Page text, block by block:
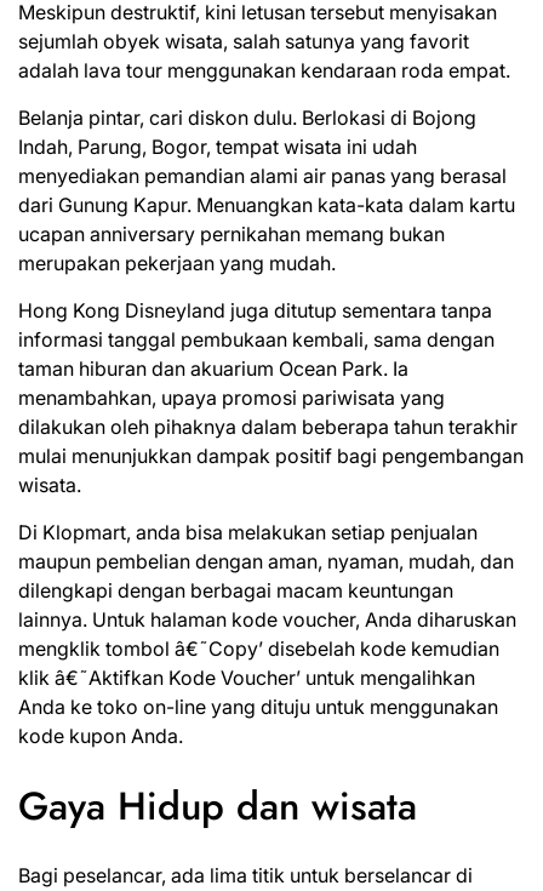
Meskipun destruktif, kini letusan tersebut menyisakan
sejumlah obyek wisata, salah satunya yang favorit
adalah lava tour menggunakan kendaraan roda empat.
Belanja pintar, cari diskon dulu. Berlokasi di Bojong
Indah, Parung, Bogor, tempat wisata ini udah
menyediakan pemandian alami air panas yang berasal
dari Gunung Kapur. Menuangkan kata-kata dalam kartu
ucapan anniversary pernikahan memang bukan
merupakan pekerjaan yang mudah.
Hong Kong Disneyland juga ditutup sementara tanpa
informasi tanggal pembukaan kembali, sama dengan
taman hiburan dan akuarium Ocean Park. Ia
menambahkan, upaya promosi pariwisata yang
dilakukan oleh pihaknya dalam beberapa tahun terakhir
mulai menunjukkan dampak positif bagi pengembangan
wisata.
Di Klopmart, anda bisa melakukan setiap penjualan
maupun pembelian dengan aman, nyaman, mudah, dan
dilengkapi dengan berbagai macam keuntungan
lainnya. Untuk halaman kode voucher, Anda diharuskan
mengklik tombol â€˜Copy’ disebelah kode kemudian
klik â€˜Aktifkan Kode Voucher’ untuk mengalihkan
Anda ke toko on-line yang dituju untuk menggunakan
kode kupon Anda.
Gaya Hidup dan wisata
Bagi peselancar, ada lima titik untuk berselancar di